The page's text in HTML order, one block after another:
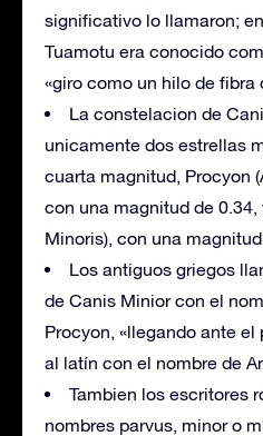
significativo lo llamaron;
Tuamotu era conocido
«giro como un hilo de fibra
La constelacion de
unicamente dos estrellas
cuarta magnitud, Procyon
con una magnitud de
Minoris), con una
Los antiguos griegos
de Canis Minior con el
Procyon, «llegando ante el
al latín con el nombre de
Tambien los escritores
nombres parvus, minor o